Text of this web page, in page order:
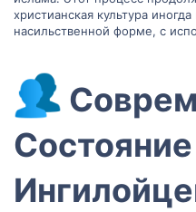
христианская культура
насильственной форме, с
Состояние